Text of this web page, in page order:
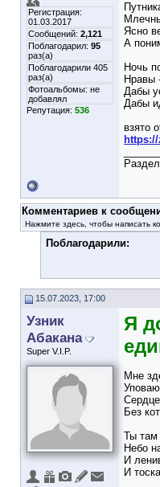
Регистрация:
01.03.2017
Сообщений: 2,121
Поблагодарил: 95
раз(а)
Поблагодарили 405
раз(а)
Фотоальбомы: не
добавлял
Репутация: 536
Ясно
А
Ночь
Нравы
Дабы
Дабы
взято
Комментариев к
Нажмите здесь, чтобы написать
Поблагодарили:
15.07.2023, 17:00
Узник
Абакана
Super V.I.P.
Я
Мне
Без
Ты там
Небо
И
И